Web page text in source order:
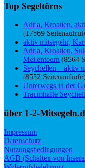
Top Segeltörns
Adria, Kroatien,
(17569
aktiv mitsegeln,
Adria, Kroatien,
Meilentoern (8564
Seychellen – aktiv
(8532 Seitenaufrufe)
Unterwegs in der
Traumhafte
über 1-2-
Impressum
Datenschutz
Nutzungsbedingungen
AGB (Schalten von